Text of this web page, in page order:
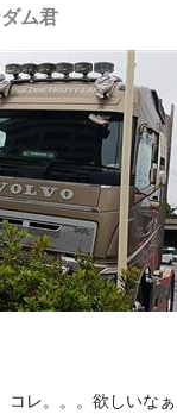
ム君
コレ。。。欲しいなぁ